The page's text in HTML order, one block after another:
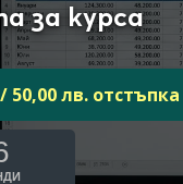
за курса
50,00 лв. отстъпка